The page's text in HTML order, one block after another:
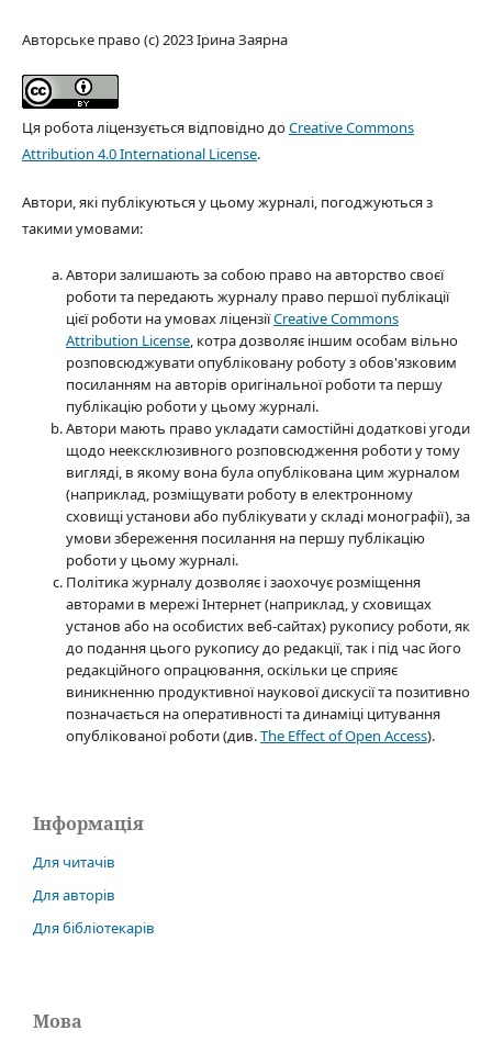
Авторське право (c) 2023 Ірина Заярна
Ця робота ліцензується відповідно доCreative Commons
Attribution 4.0 International License.
Автори, які публікуються у цьому журналі, погоджуються з
такими умовами:
Автори залишають за собою право на авторство своєї
роботи та передають журналу право першої публікації
цієї роботи на умовах ліцензіїCreative Commons
Attribution License, котра дозволяє іншим особам вільно
розповсюджувати опубліковану роботу з обов'язковим
посиланням на авторів оригінальної роботи та першу
публікацію роботи у цьому журналі.
Автори мають право укладати самостійні додаткові угоди
щодо неексклюзивного розповсюдження роботи у тому
вигляді, в якому вона була опублікована цим журналом
(наприклад, розміщувати роботу в електронному
сховищі установи або публікувати у складі монографії), за
умови збереження посилання на першу публікацію
роботи у цьому журналі.
Політика журналу дозволяє і заохочує розміщення
авторами в мережі Інтернет (наприклад, у сховищах
установ або на особистих веб-сайтах) рукопису роботи, як
до подання цього рукопису до редакції, так і під час його
редакційного опрацювання, оскільки це сприяє
виникненню продуктивної наукової дискусії та позитивно
позначається на оперативності та динаміці цитування
опублікованої роботи (див.The Effect of Open Access).
Інформація
Для читачів
Для авторів
Для бібліотекарів
Мова